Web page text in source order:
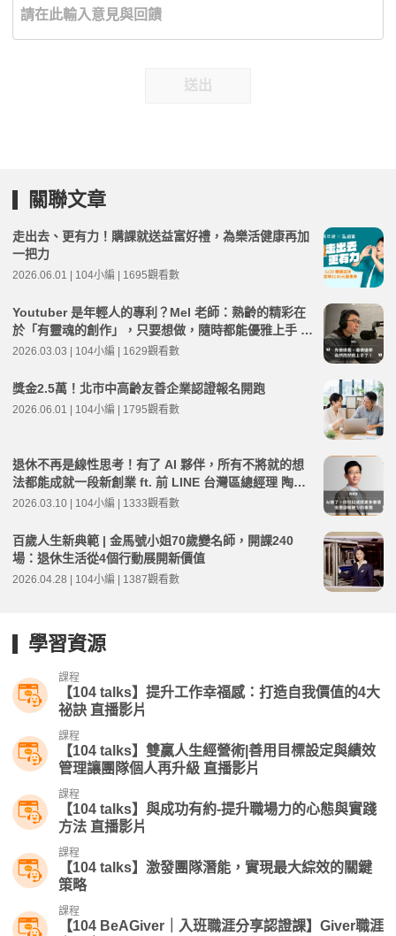
送出
關聯文章
走出去、更有力！購課就送益富好禮，為樂活健康再加
一把力
2026.06.01 | 104小編 | 1695觀看數
Youtuber 是年輕人的專利？Mel 老師：熟齡的精彩在
於「有靈魂的創作」，只要想做，隨時都能優雅上手 ft.
104高年級老師 Mel | 高年級不打烊 x 用 AI 點亮第二人
2026.03.03 | 104小編 | 1629觀看數
獎金2.5萬！北市中高齡友善企業認證報名開跑
2026.06.01 | 104小編 | 1795觀看數
退休不再是線性思考！有了 AI 夥伴，所有不將就的想
法都能成就一段新創業 ft. 前 LINE 台灣區總經理 陶韻
智 | 高年級不打烊 x 用 AI 點亮第二人生 EP263
2026.03.10 | 104小編 | 1333觀看數
百歲人生新典範 | 金馬號小姐70歲變名師，開課240
場：退休生活從4個行動展開新價值
2026.04.28 | 104小編 | 1387觀看數
學習資源
課程
【104 talks】提升工作幸福感：打造自我價值的4大
祕訣 直播影片
課程
【104 talks】雙贏人生經營術|善用目標設定與績效
管理讓團隊個人再升級 直播影片
課程
【104 talks】與成功有約-提升職場力的心態與實踐
方法 直播影片
課程
【104 talks】激發團隊潛能，實現最大綜效的關鍵
策略
課程
【104 BeAGiver｜入班職涯分享認證課】Giver職涯